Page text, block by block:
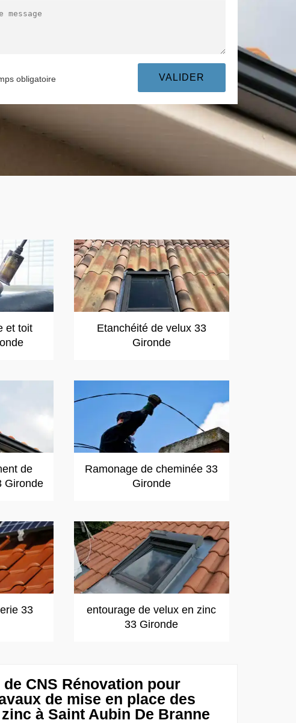
obligatoire
et toit
Etanchéité de velux 33
Gironde
de
Gironde
Ramonage de cheminée 33
Gironde
33
entourage de velux en zinc
33 Gironde
CNS Rénovation pour
de mise en place des
à Saint Aubin De Branne